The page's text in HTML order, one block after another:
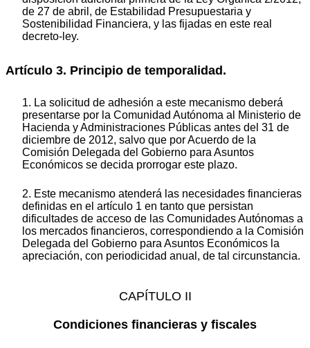
de 27 de abril, de Estabilidad Presupuestaria y
Sostenibilidad Financiera, y las fijadas en este real
decreto-ley.
Artículo 3. Principio de temporalidad.
1. La solicitud de adhesión a este mecanismo deberá
presentarse por la Comunidad Autónoma al Ministerio de
Hacienda y Administraciones Públicas antes del 31 de
diciembre de 2012, salvo que por Acuerdo de la
Comisión Delegada del Gobierno para Asuntos
Económicos se decida prorrogar este plazo.
2. Este mecanismo atenderá las necesidades financieras
definidas en el artículo 1 en tanto que persistan
dificultades de acceso de las Comunidades Autónomas a
los mercados financieros, correspondiendo a la Comisión
Delegada del Gobierno para Asuntos Económicos la
apreciación, con periodicidad anual, de tal circunstancia.
CAPÍTULO II
Condiciones financieras y fiscales